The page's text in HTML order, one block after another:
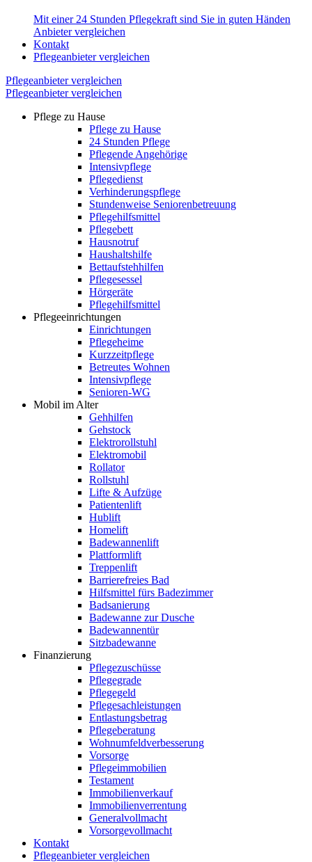
Mit einer 24 Stunden Pflegekraft sind Sie in guten Händen
Anbieter vergleichen
Kontakt
Pflegeanbieter vergleichen
Pflegeanbieter vergleichen
Pflegeanbieter vergleichen
Pflege zu Hause
Pflege zu Hause
24 Stunden Pflege
Pflegende Angehörige
Intensivpflege
Pflegedienst
Verhinderungspflege
Stundenweise Seniorenbetreuung
Pflegehilfsmittel
Pflegebett
Hausnotruf
Haushaltshilfe
Bettaufstehhilfen
Pflegesessel
Hörgeräte
Pflegehilfsmittel
Pflegeeinrichtungen
Einrichtungen
Pflegeheime
Kurzzeitpflege
Betreutes Wohnen
Intensivpflege
Senioren-WG
Mobil im Alter
Gehhilfen
Gehstock
Elektrorollstuhl
Elektromobil
Rollator
Rollstuhl
Lifte & Aufzüge
Patientenlift
Hublift
Homelift
Badewannenlift
Plattformlift
Treppenlift
Barrierefreies Bad
Hilfsmittel fürs Badezimmer
Badsanierung
Badewanne zur Dusche
Badewannentür
Sitzbadewanne
Finanzierung
Pflegezuschüsse
Pflegegrade
Pflegegeld
Pflegesachleistungen
Entlastungsbetrag
Pflegeberatung
Wohnumfeldverbesserung
Vorsorge
Pflegeimmobilien
Testament
Immobilienverkauf
Immobilienverrentung
Generalvollmacht
Vorsorgevollmacht
Kontakt
Pflegeanbieter vergleichen